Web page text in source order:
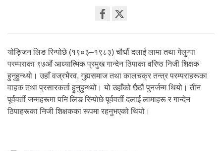
facebook
योङ्जिन लिङ रिन्पोछे (१९०३–१९८३) चौधौं दलाई लामा तथा गेलुग्पा
परम्पराका ९७औं आध्यात्मिक प्रमुख गान्देन ठिपाका वरिष्ठ निजी शिक्षक
हुनुहुन्थ्यो। उहाँ वज्रभैरव, गुह्यसमाज तथा कालचक्र तन्त्र परम्पराहरूका
वाहक तथा प्रसारकर्ता हुनुहुन्थ्यो। यो उहाँको छैठौं पुनर्जन्म थियो। तीन
पूर्ववर्ती जन्महरूमा पनि लिङ रिन्पोछे पूर्ववर्ती दलाई लामाहरू र गान्देन
ठिपाहरूका निजी शिक्षकका रूपमा रहनुभएको थियो।